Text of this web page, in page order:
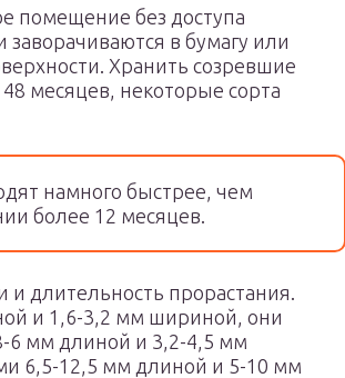
помещение без доступа
в бумагу или
Хранить созревшие
месяцев, некоторые сорта
намного быстрее, чем
более 12 месяцев.
и длительность прорастания.
и 1,6-3,2 мм шириной, они
6 мм длиной и 3,2-4,5 мм
6,5-12,5 мм длиной и 5-10 мм